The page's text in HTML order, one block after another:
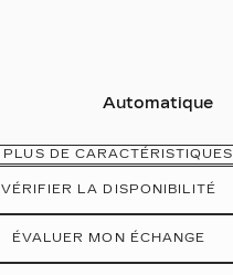
Automatique
PLUS DE CARACTÉRISTIQUES
VÉRIFIER LA DISPONIBILITÉ
ÉVALUER MON ÉCHANGE